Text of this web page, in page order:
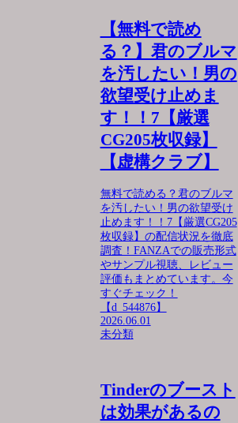
【無料で読め
る？】君のブルマ
を汚したい！男の
欲望受け止めま
す！！7【厳選
CG205枚収録】
【虚構クラブ】
無料で読める？君のブルマ
を汚したい！男の欲望受け
止めます！！7【厳選CG205
枚収録】の配信状況を徹底
調査！FANZAでの販売形式
やサンプル視聴、レビュー
評価もまとめています。今
すぐチェック！
【d_544876】
2026.06.01
未分類
Tinderのブースト
は効果があるの